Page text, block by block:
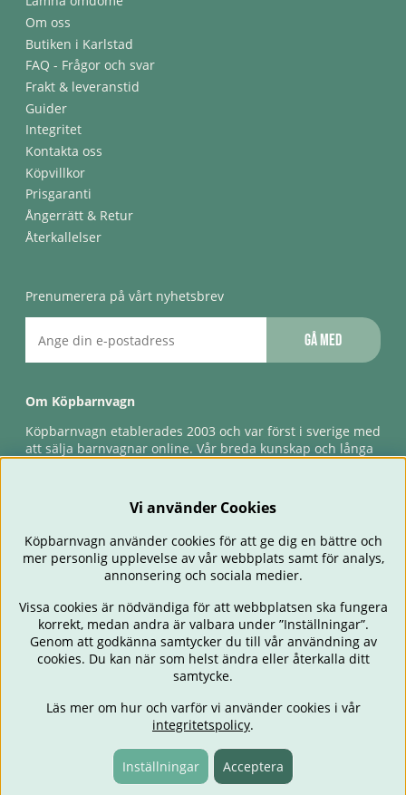
45 dagars ångerrätt
Om oss
Butiken i Karlstad
FAQ - Frågor och svar
Frakt & leveranstid
Guider
Integritet
Kontakta oss
Köpvillkor
Prisgaranti
Ångerrätt & Retur
Återkallelser
Prenumerera på vårt nyhetsbrev
Gå med
Om Köpbarnvagn
Köpbarnvagn etablerades 2003 och var först i sverige med
att sälja barnvagnar online. Vår breda kunskap och långa
förlossningsgaranti & förlängd ångerrätt.
BARNVAGNAR BILSTOLAR BABY ÄTA & MATA
RESA
OUTLET
PRESENTTIPS
Vi använder Cookies
Köpbarnvagn använder cookies för att ge dig en bättre och
mer personlig upplevelse av vår webbplats samt för analys,
annonsering och sociala medier.
Vissa cookies är nödvändiga för att webbplatsen ska fungera
korrekt, medan andra är valbara under ”Inställningar”.
Genom att godkänna samtycker du till vår användning av
cookies. Du kan när som helst ändra eller återkalla ditt
samtycke.
Läs mer om hur och varför vi använder cookies i vår
integritetspolicy.
Inställningar Acceptera